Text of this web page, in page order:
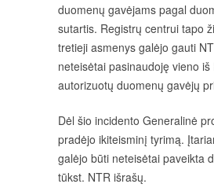
duomenų gavėjams pagal
sutartis. Registrų centrui tapo
tretieji asmenys galėjo gauti
neteisėtai pasinaudoję vieno
autorizuotų duomenų gavėjų
Dėl šio incidento Generalinė
pradėjo ikiteisminį tyrimą.
galėjo būti neteisėtai paveikta
tūkst. NTR išrašų.